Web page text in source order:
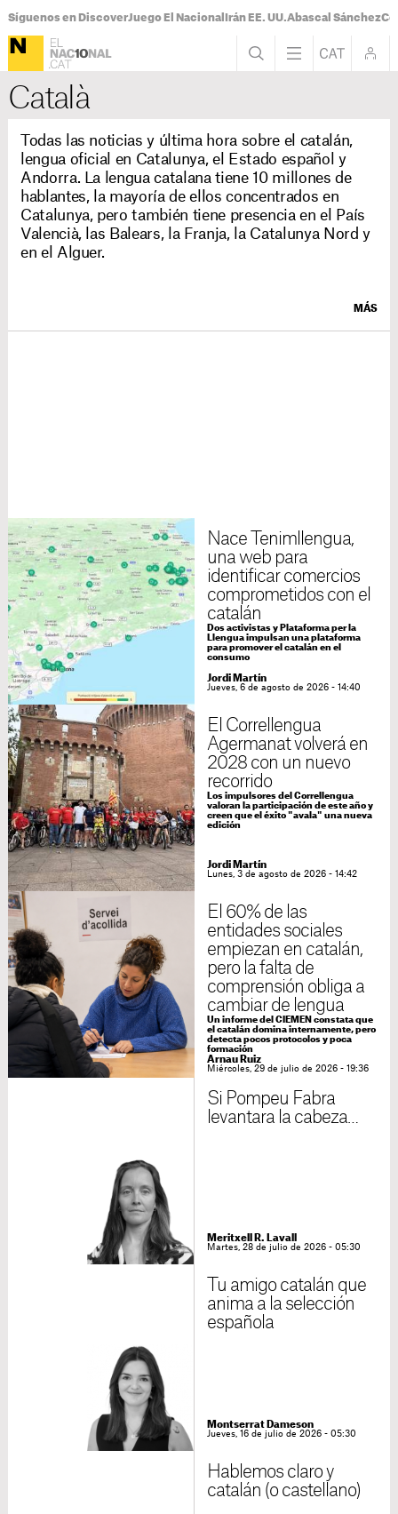
Síguenos en DiscoverJuego El Nacional Irán EE. UU.Abascal Sánchez
Català
Todas las noticias y última hora sobre el catalán,
lengua oficial en Catalunya, el Estado español y
Andorra. La lengua catalana tiene 10 millones de
hablantes, la mayoría de ellos concentrados en
Catalunya, pero también tiene presencia en el País
Valencià, las Balears, la Franja, la Catalunya Nord y
en el Alguer.
MÁS
Nace Tenimllengua,
una web para
identificar comercios
comprometidos con el
catalán
Dos activistas y Plataforma per la
Llengua impulsan una plataforma
para promover el catalán en el
consumo
Jordi Martín
Jueves, 6 de agosto de 2026 - 14:40
El Correllengua
Agermanat volverá en
2028 con un nuevo
recorrido
Los impulsores del Correllengua
valoran la participación de este año y
creen que el éxito "avala" una nueva
edición
Jordi Martín
Lunes, 3 de agosto de 2026 - 14:42
El 60% de las
entidades sociales
empiezan en catalán,
pero la falta de
comprensión obliga a
cambiar de lengua
Un informe del CIEMEN constata que
el catalán domina internamente, pero
detecta pocos protocolos y poca
formación
Arnau Ruiz
Miércoles, 29 de julio de 2026 - 19:36
Si Pompeu Fabra
levantara la cabeza…
Meritxell R. Lavall
Martes, 28 de julio de 2026 - 05:30
Tu amigo catalán que
anima a la selección
española
Montserrat Dameson
Jueves, 16 de julio de 2026 - 05:30
Hablemos claro y
catalán (o castellano)